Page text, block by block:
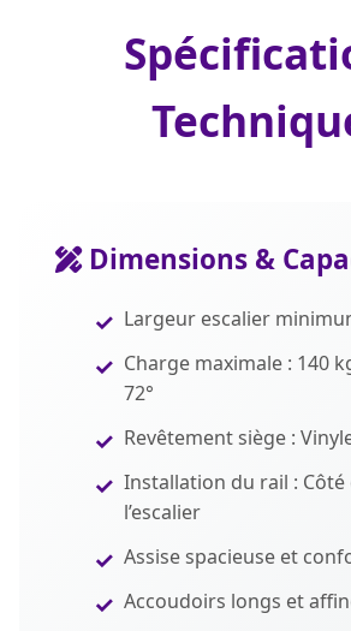
Dimensions &
Largeur escalier
Charge maximale : 140
72°
Revêtement siège :
Installation du rail :
l’escalier
Assise spacieuse et
Accoudoirs longs et